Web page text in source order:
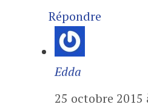
Répondre
Edda
25 octobre 2015